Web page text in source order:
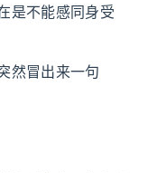
是不能感同身受
然冒出来一句